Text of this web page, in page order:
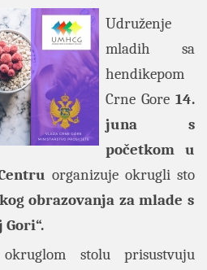
Udruženje
mladih sa
hendikepom
Crne Gore 14.
juna s
početkom u
organizuje okrugli sto
obrazovanja za mlade s
stolu prisustvuju